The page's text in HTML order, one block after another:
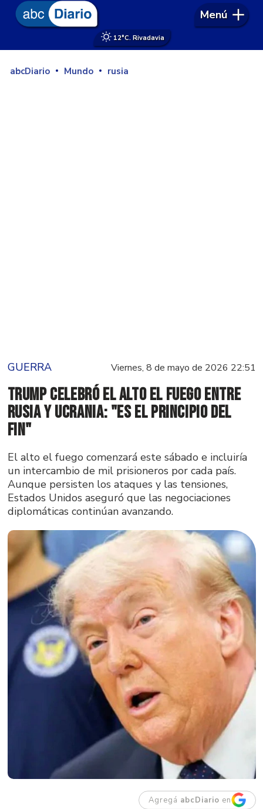
12°C. Rivadavia
Menú
abcDiario Mundo rusia
GUERRA Viernes, 8 de mayo de 2026 22:51
Trump celebró el alto el fuego entre
Rusia y Ucrania: "Es el principio del
fin"
El alto el fuego comenzará este sábado e incluiría
un intercambio de mil prisioneros por cada país.
Aunque persisten los ataques y las tensiones,
Estados Unidos aseguró que las negociaciones
diplomáticas continúan avanzando.
Agregá abcDiario en